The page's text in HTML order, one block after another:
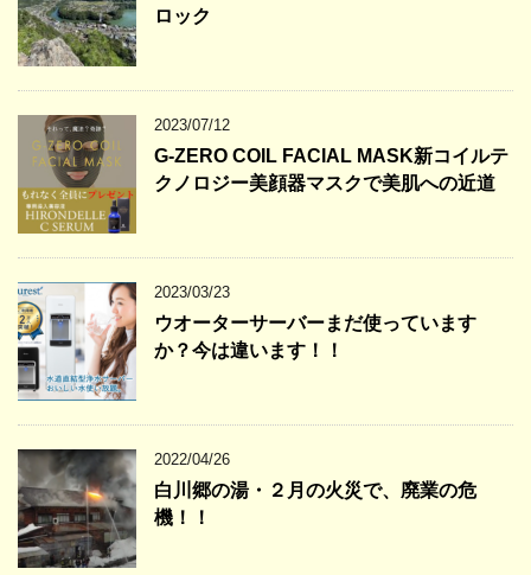
ロック
2023/07/12
G-ZERO COIL FACIAL MASK新コイルテ
クノロジー美顔器マスクで美肌への近道
2023/03/23
ウオーターサーバーまだ使っています
か？今は違います！！
2022/04/26
白川郷の湯・２月の火災で、廃業の危
機！！